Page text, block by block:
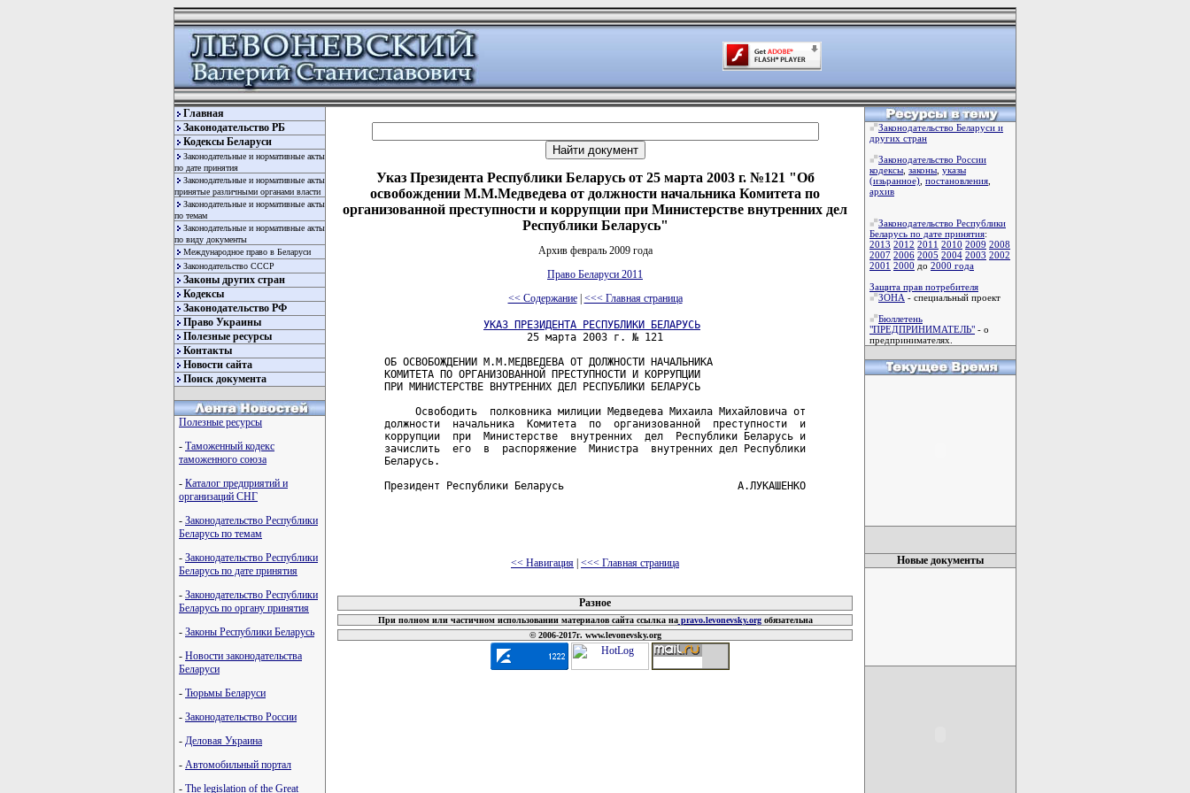
Главная
Законодательство РБ
Кодексы Беларуси
Законодательные и нормативные акты
по дате принятия
Законодательные и нормативные акты
принятые различными органами власти
Законодательные и нормативные акты
по темам
Законодательные и нормативные акты
по виду документы
Международное право в Беларуси
Законодательство СССР
Законы других стран
Кодексы
Законодательство РФ
Право Украины
Полезные ресурсы
Контакты
Новости сайта
Поиск документа
Полезные ресурсы
- Таможенный кодекс
таможенного союза
- Каталог предприятий и
организаций СНГ
- Законодательство Республики
Беларусь по темам
- Законодательство Республики
Беларусь по дате принятия
- Законодательство Республики
Беларусь по органу принятия
- Законы Республики Беларусь
- Новости законодательства
Беларуси
- Тюрьмы Беларуси
- Законодательство России
- Деловая Украина
- Автомобильный портал
- The legislation of the Great
Указ Президента Республики Беларусь от 25 марта 2003 г. №121 "Об
освобождении М.М.Медведева от должности начальника Комитета по
организованной преступности и коррупции при Министерстве внутренних дел
Республики Беларусь"
Архив февраль 2009 года
Право Беларуси 2011
<< Содержание| <<< Главная страница
УКАЗ ПРЕЗИДЕНТА РЕСПУБЛИКИ БЕЛАРУСЬ
                       25 марта 2003 г. № 121
ОБ ОСВОБОЖДЕНИИ М.М.МЕДВЕДЕВА ОТ ДОЛЖНОСТИ НАЧАЛЬНИКА
КОМИТЕТА ПО ОРГАНИЗОВАННОЙ ПРЕСТУПНОСТИ И КОРРУПЦИИ
ПРИ МИНИСТЕРСТВЕ ВНУТРЕННИХ ДЕЛ РЕСПУБЛИКИ БЕЛАРУСЬ
     Освободить  полковника милиции Медведева Михаила Михайловича от
должности  начальника  Комитета  по  организованной  преступности  и
коррупции  при  Министерстве  внутренних  дел  Республики Беларусь и
зачислить  его  в  распоряжение  Министра  внутренних дел Республики
Беларусь.
Президент Республики Беларусь                            А.ЛУКАШЕНКО
<< Навигация <<< Главная страница
Разное
При полном или частичном использовании материалов сайта ссылка наpravo.levonevsky.orgобязательна
© 2006-2017г. www.levonevsky.org
Законодательство Беларуси и
других стран
Законодательство России
кодексы законы указы
(изьранное) постановления
архив
Законодательство Республики
Беларусь по дате принятия:
2013 2012 2011 2010 2009 2008
2007 2006 2005 2004 2003 2002
2001 2000 до 2000 года
Защита прав потребителя
ЗОНА - специальный проект
Бюллетень
"ПРЕДПРИНИМАТЕЛЬ" - о
предпринимателях.
Новые документы